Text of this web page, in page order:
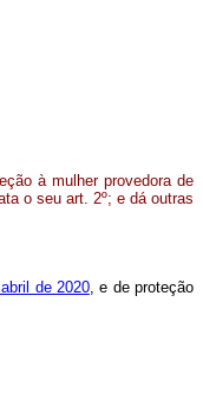
à mulher provedora de
o seu art. 2º; e dá outras
de 2020, e de proteção